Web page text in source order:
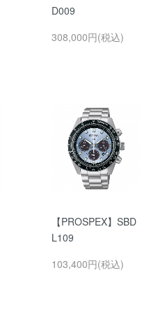
D009
308,000円(税込)
【PROSPEX】SBD
L109
103,400円(税込)